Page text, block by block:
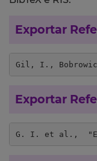
Exportar
Gil, I.,
Exportar
G. I. et al.,